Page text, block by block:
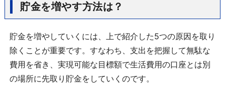
貯金を増やす方法は？
貯金を増やしていくには、上で紹介した5つの原因を取り
除くことが重要です。すなわち、支出を把握して無駄な
費用を省き、実現可能な目標額で生活費用の口座とは別
の場所に先取り貯金をしていくのです。